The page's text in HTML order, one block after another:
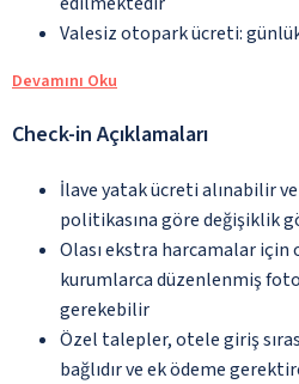
Valesiz otopark ücreti: günlük
Devamını Oku
Check-in Açıklamaları
İlave yatak ücreti alınabilir
politikasına göre değişiklik
Olası ekstra harcamalar için
kurumlarca düzenlenmiş
gerekebilir
Özel talepler, otele giriş
bağlıdır ve ek ödeme